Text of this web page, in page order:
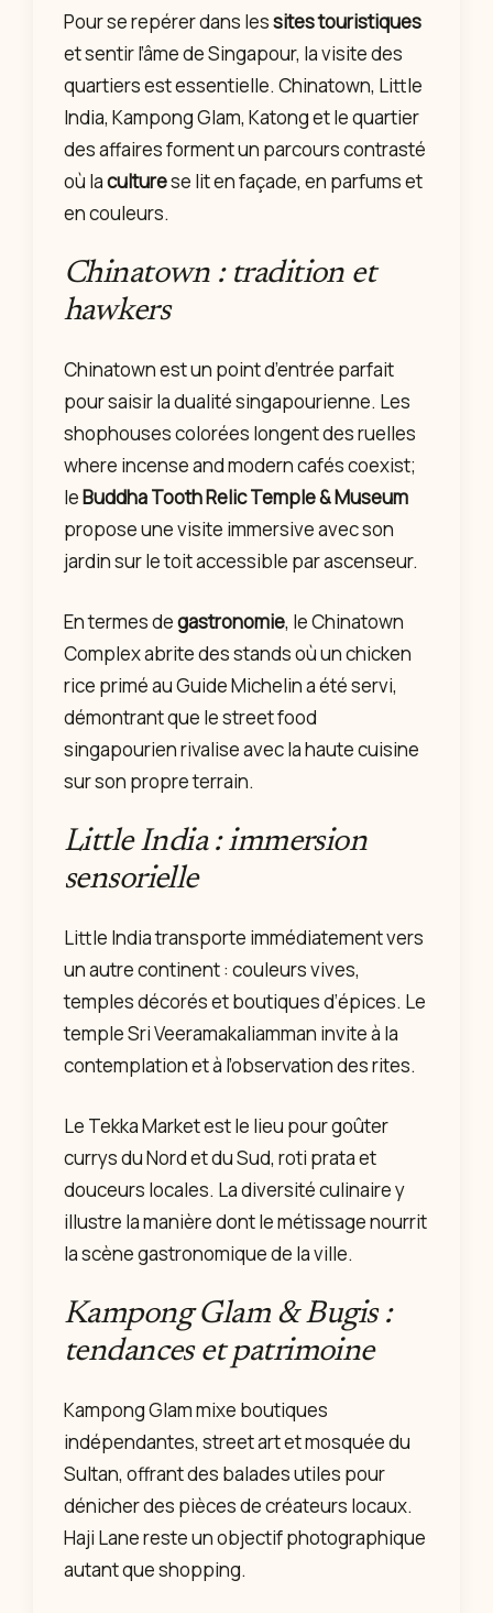
Pour se repérer dans lessites touristiques
et sentir l’âme de Singapour, la visite des
quartiers est essentielle. Chinatown, Little
India, Kampong Glam, Katong et le quartier
des affaires forment un parcours contrasté
où laculturese lit en façade, en parfums et
en couleurs.
Chinatown : tradition et
hawkers
Chinatown est un point d’entrée parfait
pour saisir la dualité singapourienne. Les
shophouses colorées longent des ruelles
where incense and modern cafés coexist;
leBuddha Tooth Relic Temple & Museum
propose une visite immersive avec son
jardin sur le toit accessible par ascenseur.
En termes degastronomie, le Chinatown
Complex abrite des stands où un chicken
rice primé au Guide Michelin a été servi,
démontrant que le street food
singapourien rivalise avec la haute cuisine
sur son propre terrain.
Little India : immersion
sensorielle
Little India transporte immédiatement vers
un autre continent : couleurs vives,
temples décorés et boutiques d’épices. Le
temple Sri Veeramakaliamman invite à la
contemplation et à l’observation des rites.
Le Tekka Market est le lieu pour goûter
currys du Nord et du Sud, roti prata et
douceurs locales. La diversité culinaire y
illustre la manière dont le métissage nourrit
la scène gastronomique de la ville.
Kampong Glam & Bugis :
tendances et patrimoine
Kampong Glam mixe boutiques
indépendantes, street art et mosquée du
Sultan, offrant des balades utiles pour
dénicher des pièces de créateurs locaux.
Haji Lane reste un objectif photographique
autant que shopping.